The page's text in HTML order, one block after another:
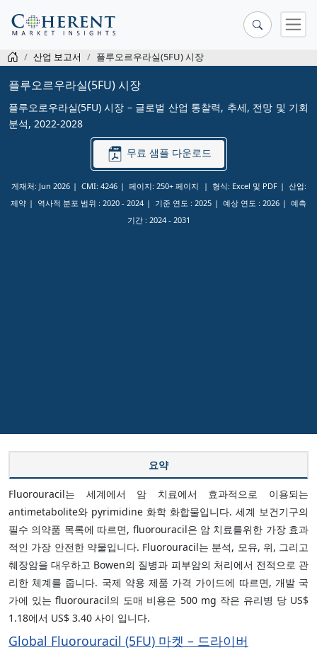
산업 보고서 플루오르우라실(5FU) 시장
플루오르우라실(5FU) 시장
플루오로우라실(5FU) 시장 – 글로벌 산업 통찰력, 추세, 전망 및 기회
분석, 2022-2028
무료 샘플 다운로드
게재처: Jun 2026 CMI: 4246 페이지: 250+ 페이지 형식: Excel 및 PDF
산업:
제약
역사적 분포 범위 : 2020 - 2024 기준 연도 : 2025 예상 연도 : 2026
예측
기간 : 2024 - 2031
요약
Fluorouracil는 세계에서 암 치료에서 효과적으로 이용되는
antimetabolite와 pyrimidine 화학 화합물입니다. 세계 보건기구의
필수 의약품 목록에 따르면, fluorouracil은 암 치료를위한 가장 효과
적인 가장 안전한 약물입니다. Fluorouracil는 분석, 모유, 위, 그리고
췌장암을 대우하고 Bowen의 질병과 피부암의 처리에서 전적으로 관
리한 체계를 줍니다. 국제 약용 제품 가격 가이드에 따르면, 개발 국
가에 있는 fluorouracil의 도매 비용은 500 mg 작은 유리병 당 US$
1.18에서 US$ 3.40 사이 입니다.
Global Fluorouracil (5FU) 마켓 – 드라이버